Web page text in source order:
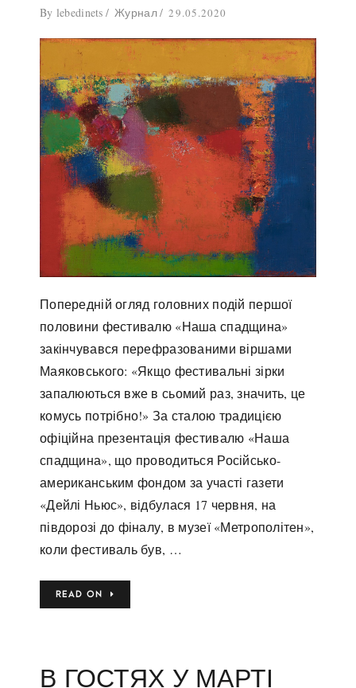
By lebedinets Журнал 29.05.2020
Попередній огляд головних подій першої
половини фестивалю «Наша спадщина»
закінчувався перефразованими віршами
Маяковського: «Якщо фестивальні зірки
запалюються вже в сьомий раз, значить, це
комусь потрібно!» За сталою традицією
офіційна презентація фестивалю «Наша
спадщина», що проводиться Російсько-
американським фондом за участі газети
«Дейлі Ньюс», відбулася 17 червня, на
півдорозі до фіналу, в музеї «Метрополітен»,
коли фестиваль був, …
READ ON
В ГОСТЯХ У МАРТІ